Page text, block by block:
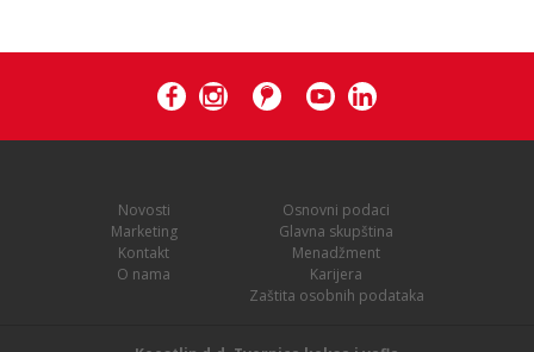
Novosti
Marketing
Kontakt
O nama
Osnovni podaci
Glavna skupština
Menadžment
Karijera
Zaštita osobnih podataka